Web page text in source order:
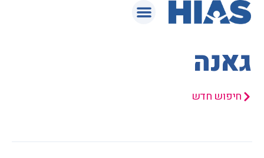
גאנה
חיפוש חדש